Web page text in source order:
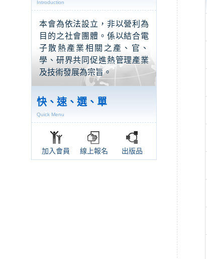
Introduction
本會為依法設立，非以營利為
目的之社會團體。係以結合電
子散熱產業相關之產、官、
學、研界共同促進熱管理產業
及技術發展為宗旨。
快、速、選、單
Quick Menu
加入會員 線上報名 出版品